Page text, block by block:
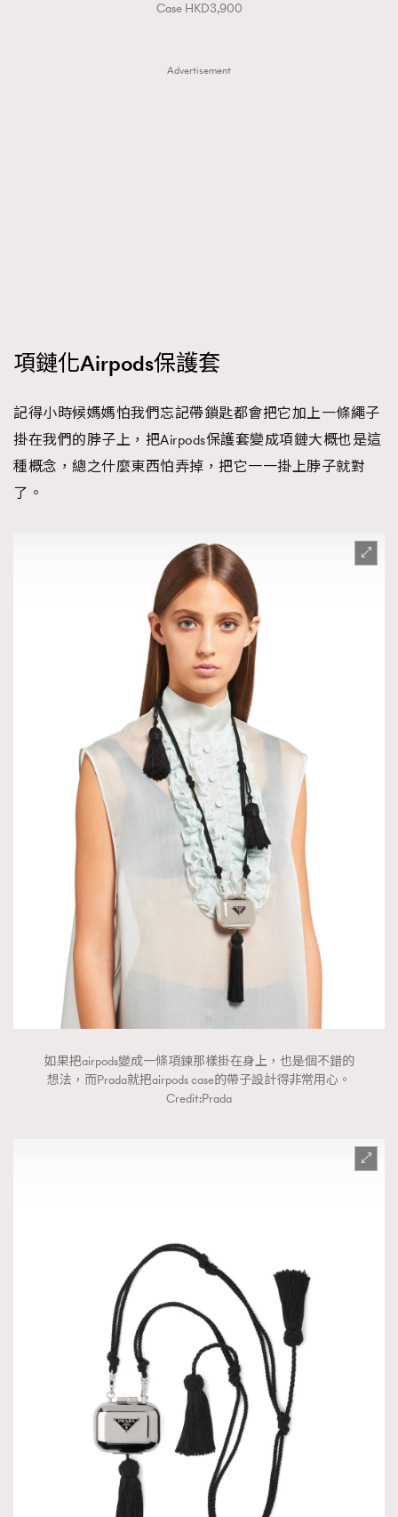
Case HKD3,900
Advertisement
項鏈化Airpods保護套
記得小時候媽媽怕我們忘記帶鎖匙都會把它加上一條繩子
掛在我們的脖子上，把Airpods保護套變成項鏈大概也是這
種概念，總之什麼東西怕弄掉，把它一一掛上脖子就對
了。
如果把airpods變成一條項鍊那樣掛在身上，也是個不錯的
想法，而Prada就把airpods case的帶子設計得非常用心。
Credit:Prada